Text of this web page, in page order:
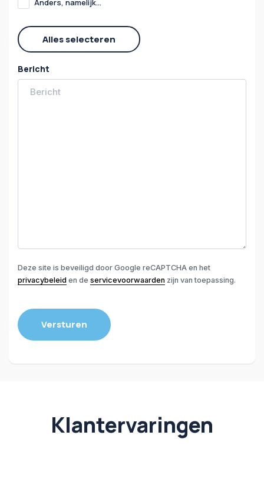
Anders, namelijk...
Alles selecteren
Bericht
Deze site is beveiligd door Google reCAPTCHA en het
privacybeleid en de servicevoorwaarden zijn van toepassing.
Klantervaringen